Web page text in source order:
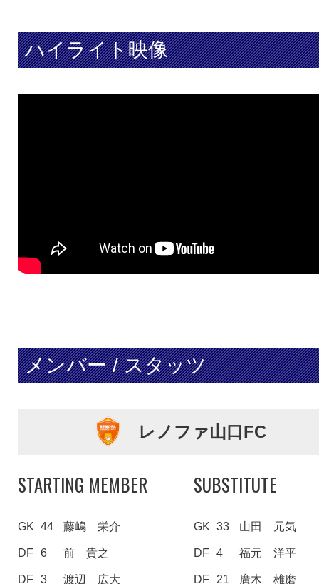
ハイライト映像
メンバー / スタッツ
レノファ山口FC
STARTING MEMBER
GK 44 藤嶋 栄介
DF 6 前 貴之
DF 3 渡辺 広大
SUBSTITUTE
GK 33 山田 元気
DF 4 福元 洋平
DF 21 廣木 雄磨